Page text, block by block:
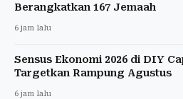
Berangkatkan 167 Jemaah
6 jam lalu
Sensus Ekonomi 2026 di DIY
Targetkan Rampung Agustus
6 jam lalu